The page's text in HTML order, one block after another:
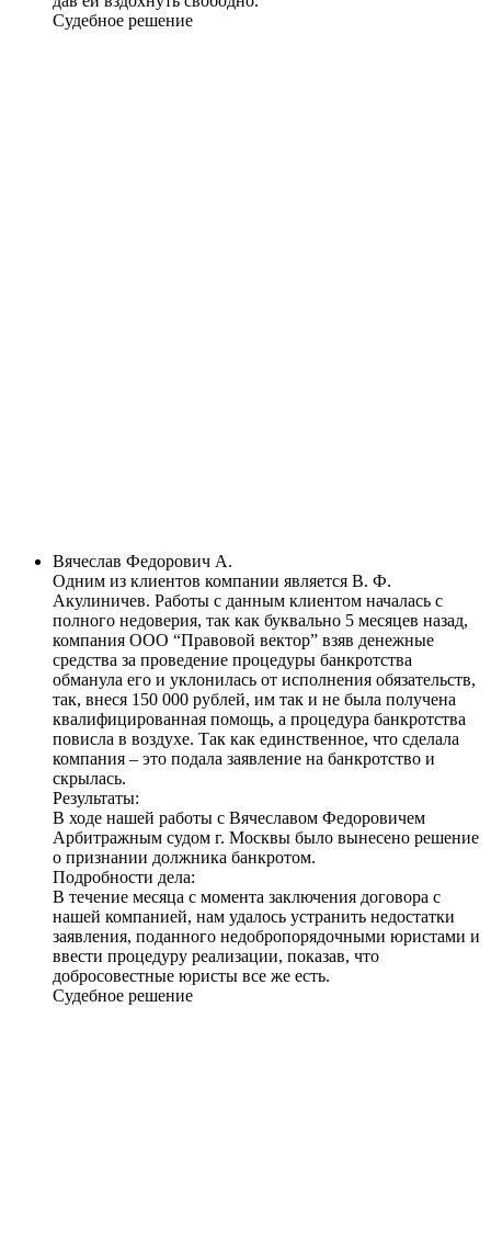
Судебное решение
Вячеслав Федорович А.
Одним из клиентов компании является В. Ф.
Акулиничев. Работы с данным клиентом началась с
полного недоверия, так как буквально 5 месяцев назад,
компания ООО “Правовой вектор” взяв денежные
средства за проведение процедуры банкротства
обманула его и уклонилась от исполнения обязательств,
так, внеся 150 000 рублей, им так и не была получена
квалифицированная помощь, а процедура банкротства
повисла в воздухе. Так как единственное, что сделала
компания – это подала заявление на банкротство и
скрылась.
Результаты:
В ходе нашей работы с Вячеславом Федоровичем
Арбитражным судом г. Москвы было вынесено решение
о признании должника банкротом.
Подробности дела:
В течение месяца с момента заключения договора с
нашей компанией, нам удалось устранить недостатки
заявления, поданного недобропорядочными юристами и
ввести процедуру реализации, показав, что
добросовестные юристы все же есть.
Судебное решение